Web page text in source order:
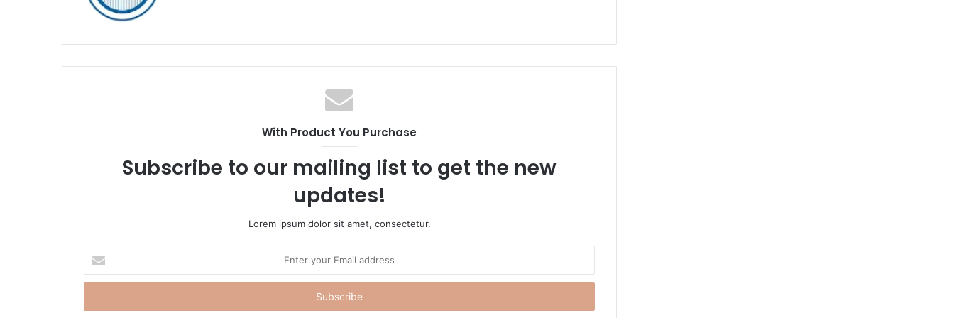
i
With Product You Purchase
Subscribe to our mailing list to get the new
updates!
Lorem ipsum dolor sit amet, consectetur.
t
r